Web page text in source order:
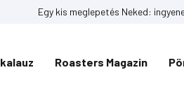
Egy kis meglepetés Neked:
Roasters Magazin